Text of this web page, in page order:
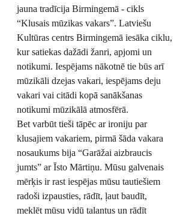
jauna tradīcija Birmingemā - cikls
“Klusais mūzikas vakars”. Latviešu
Kultūras centrs Birmingemā iesāka ciklu,
kur satiekas dažādi žanri, apjomi un
notikumi. Iespējams nākotnē tie būs arī
mūzikāli dzejas vakari, iespējams deju
vakari vai citādi kopā sanākšanas
notikumi mūzikālā atmosfērā.
Bet varbūt tieši tāpēc ar ironiju par
klusajiem vakariem, pirmā šāda vakara
nosaukums bija “Garāžai aizbraucis
jumts” ar Īsto Mārtiņu. Mūsu galvenais
mērķis ir rast iespējas mūsu tautiešiem
radoši izpausties, rādīt, ļaut baudīt,
meklēt mūsu vidū talantus un rādīt